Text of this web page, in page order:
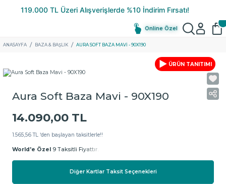
Online Özel
ANASAYFA BAZA & BAŞLIK AURA SOFT BAZA MAVI - 90X190
ÜRÜN TANITIMI
Aura Soft Baza Mavi - 90X190
14.090,00 TL
1.565,56 TL ‘den başlayan taksitlerle!!
World'e Özel 9 Taksitli Fiyattır.
Diğer Kartlar Taksit Seçenekleri